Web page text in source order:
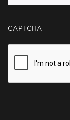
CAPTCHA